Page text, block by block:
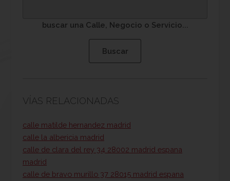
buscar una Calle, Negocio o Servicio...
VÍAS RELACIONADAS
calle matilde hernandez madrid
calle la albericia madrid
calle de clara del rey 34 28002 madrid espana
madrid
calle de bravo murillo 37 28015 madrid espana